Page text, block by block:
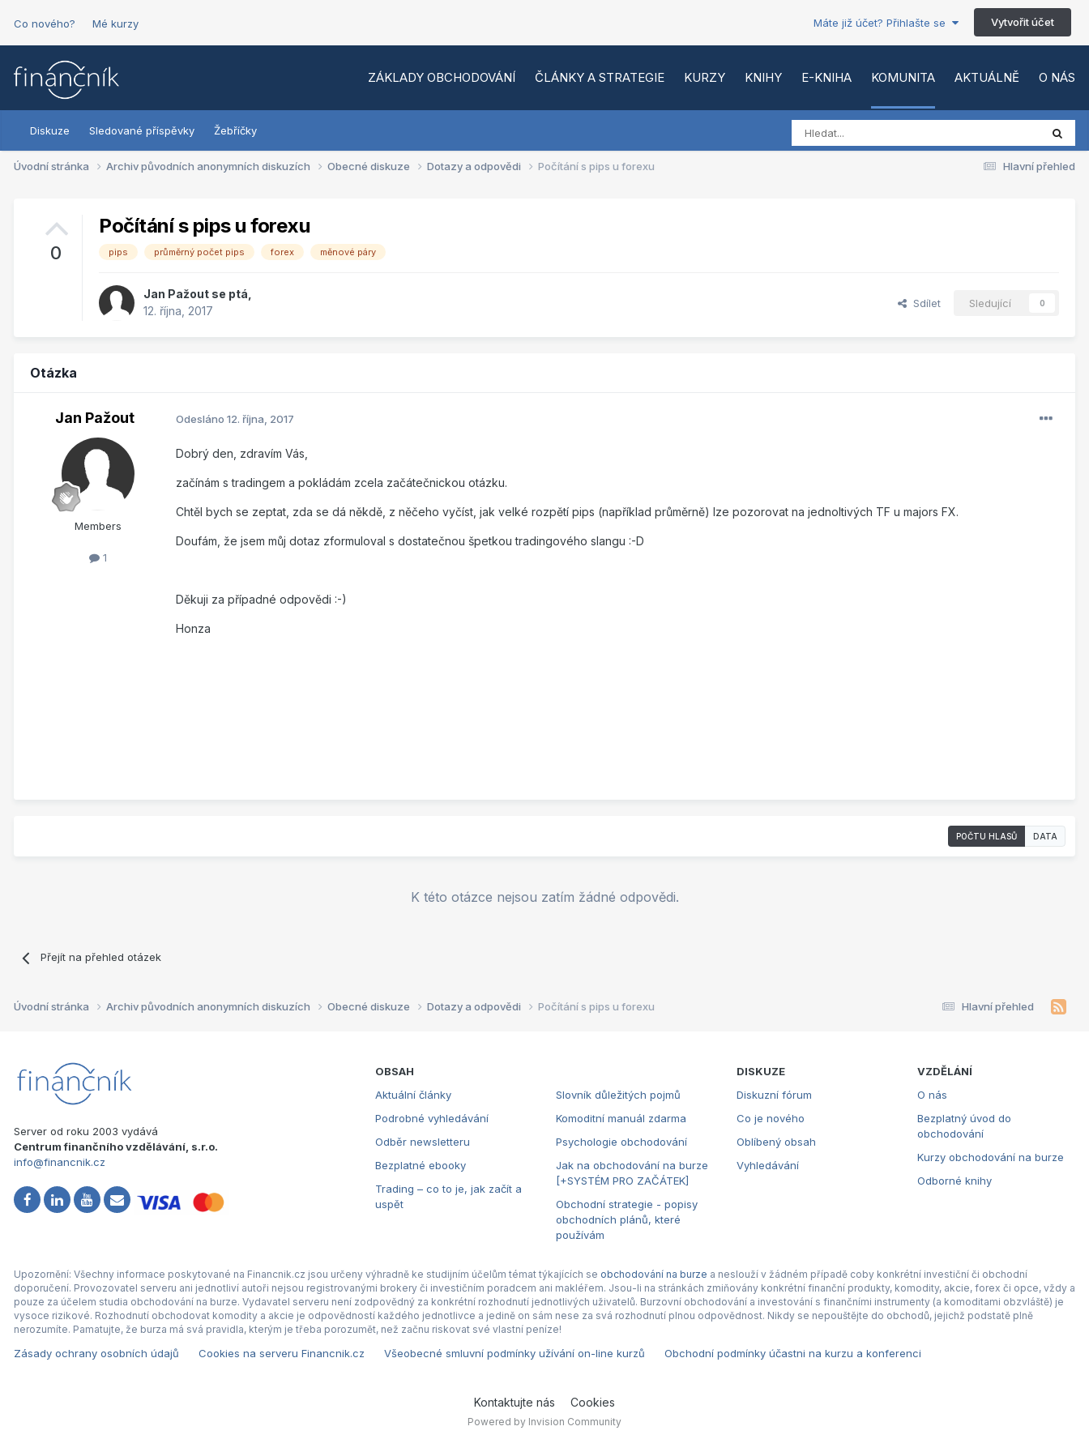
Co nového? Mé kurzy Máte již účet? Přihlašte se Vytvořit účet
ZÁKLADY OBCHODOVÁNÍ ČLÁNKY A STRATEGIE KURZY KNIHY E-KNIHA KOMUNITA AKTUÁLNĚ O NÁS
Diskuze Sledované příspěvky Žebříčky
Hlavní přehled
Úvodní stránka Archiv původních anonymních diskuzích Obecné diskuze Dotazy a odpovědi Počítání s pips u forexu
0
Počítání s pips u forexu
pips průměrný počet pips forex měnové páry
Jan Pažout se ptá,
12. října, 2017
Sdílet Sledující 0
Otázka
Jan Pažout
Members
1
Odesláno 12. října, 2017
Dobrý den, zdravím Vás,
začínám s tradingem a pokládám zcela začátečnickou otázku.
Chtěl bych se zeptat, zda se dá někdě, z něčeho vyčíst, jak velké rozpětí pips (například průměrně) lze pozorovat na jednoltivých TF u majors FX.
Doufám, že jsem můj dotaz zformuloval s dostatečnou špetkou tradingového slangu :-D
Děkuji za případné odpovědi :-)
Honza
POČTU HLASŮ DATA
K této otázce nejsou zatím žádné odpovědi.
Přejít na přehled otázek
Hlavní přehled
Úvodní stránka Archiv původních anonymních diskuzích Obecné diskuze Dotazy a odpovědi Počítání s pips u forexu
Server od roku 2003 vydává
Centrum finančního vzdělávání, s.r.o.
info@financnik.cz
OBSAH
Aktuální články
Podrobné vyhledávání
Odběr newsletteru
Bezplatné ebooky
Trading – co to je, jak začít a
uspět
Slovník důležitých pojmů
Komoditní manuál zdarma
Psychologie obchodování
Jak na obchodování na burze
[+SYSTÉM PRO ZAČÁTEK]
Obchodní strategie - popisy
obchodních plánů, které
používám
DISKUZE
Diskuzní fórum
Co je nového
Oblíbený obsah
Vyhledávání
VZDĚLÁNÍ
O nás
Bezplatný úvod do
obchodování
Kurzy obchodování na burze
Odborné knihy
Upozornění: Všechny informace poskytované na Financnik.cz jsou určeny výhradně ke studijním účelům témat týkajících se obchodování na burze a neslouží v žádném případě coby konkrétní investiční či obchodní
doporučení. Provozovatel serveru ani jednotliví autoři nejsou registrovanými brokery či investičním poradcem ani makléřem. Jsou-li na stránkách zmiňovány konkrétní finanční produkty, komodity, akcie, forex či opce, vždy a
pouze za účelem studia obchodování na burze. Vydavatel serveru není zodpovědný za konkrétní rozhodnutí jednotlivých uživatelů. Burzovní obchodování a investování s finančními instrumenty (a komoditami obzvláště) je
vysoce rizikové. Rozhodnutí obchodovat komodity a akcie je odpovědností každého jednotlivce a jedině on sám nese za svá rozhodnutí plnou odpovědnost. Nikdy se nepouštějte do obchodů, jejichž podstatě plně
nerozumíte. Pamatujte, že burza má svá pravidla, kterým je třeba porozumět, než začnu riskovat své vlastní peníze!
Zásady ochrany osobních údajů Cookies na serveru Financnik.cz Všeobecné smluvní podmínky užívání on-line kurzů Obchodní podmínky účastni na kurzu a konferenci
Kontaktujte nás Cookies
Powered by Invision Community